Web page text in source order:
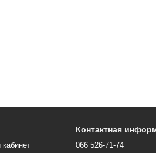
Контактная
066 526-71-74